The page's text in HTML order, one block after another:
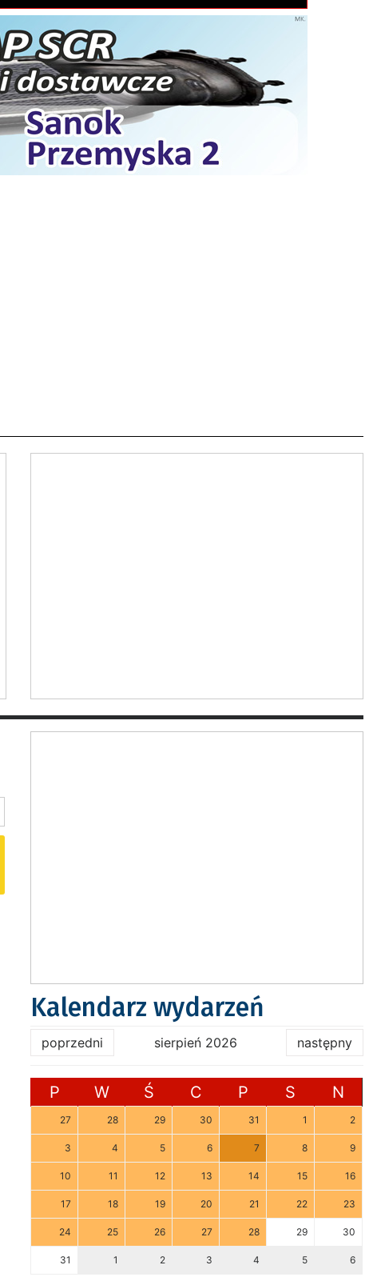
Kalendarz wydarzeń
poprzedni sierpień 2026 następny
P W Ś C P S N
27 28 29 30 31 1 2
3 4 5 6 7 8 9
10 11 12 13 14 15 16
17 18 19 20 21 22 23
24 25 26 27 28 29 30
31 1 2 3 4 5 6